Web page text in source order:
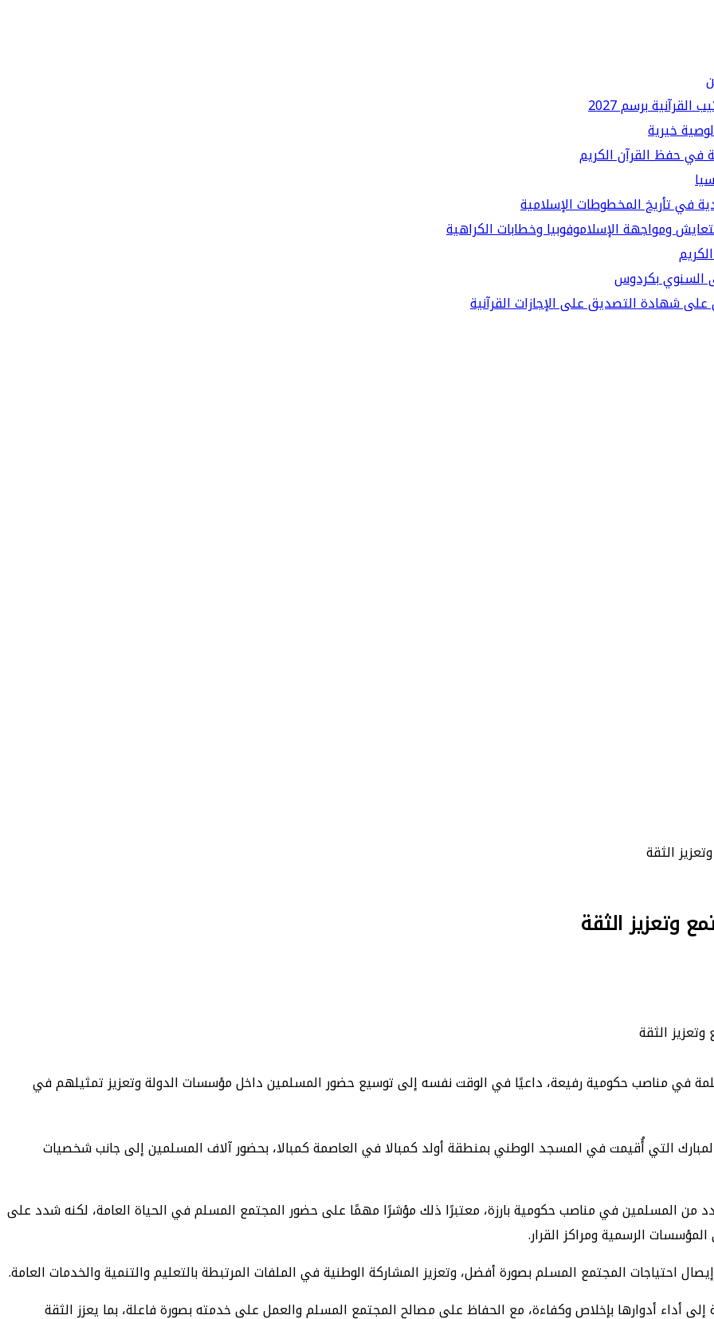
برسم 2027
خيرية
في حفظ القرآن الكريم
في تأريخ المخطوطات الإسلامية
ومواجهة الإسلاموفوبيا وخطابات الكراهية
السنوي بكردوس
شهادة التصديق على الإجازات القرآنية
الثقة
وتعزيز الثقة
في مناصب حكومية رفيعة، داعيًا في الوقت نفسه إلى توسيع حضور المسلمين داخل مؤسسات الدولة وتعزيز تمثيلهم في
التي أُقيمت في المسجد الوطني بمنطقة أولد كمبالا في العاصمة كمبالا، بحضور آلاف المسلمين إلى جانب شخصيات
من المسلمين في مناصب حكومية بارزة، معتبرًا ذلك مؤشرًا مهمًا على حضور المجتمع المسلم في الحياة العامة، لكنه شدد على
الرسمية ومراكز القرار.
المجتمع المسلم بصورة أفضل، وتعزيز المشاركة الوطنية في الملفات المرتبطة بالتعليم والتنمية والخدمات العامة.
أداء أدوارها بإخلاص وكفاءة، مع الحفاظ على مصالح المجتمع المسلم والعمل على خدمته بصورة فاعلة، بما يعزز الثقة